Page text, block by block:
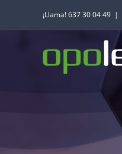
¡Llama! 637 30 04 49 |